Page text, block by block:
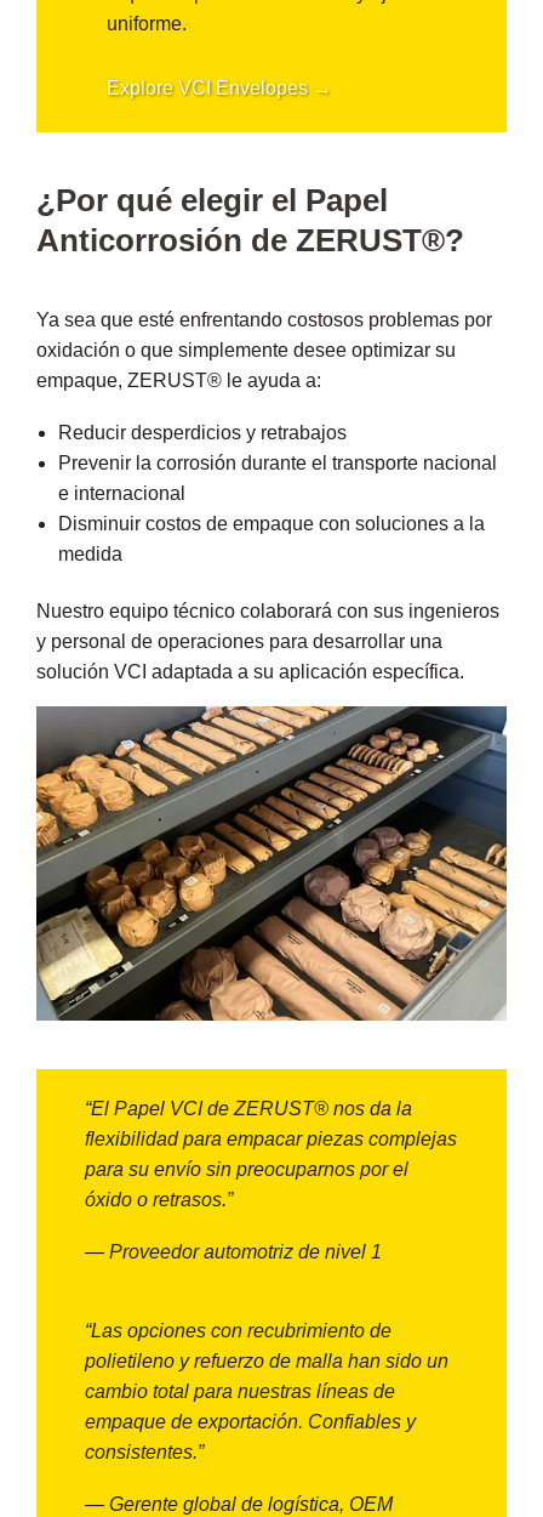
uniforme.
Explore VCI Envelopes →
¿Por qué elegir el Papel
Anticorrosión de ZERUST®?
Ya sea que esté enfrentando costosos problemas por
oxidación o que simplemente desee optimizar su
empaque, ZERUST® le ayuda a:
Reducir desperdicios y retrabajos
Prevenir la corrosión durante el transporte nacional
e internacional
Disminuir costos de empaque con soluciones a la
medida
Nuestro equipo técnico colaborará con sus ingenieros
y personal de operaciones para desarrollar una
solución VCI adaptada a su aplicación específica.
“El Papel VCI de ZERUST® nos da la
flexibilidad para empacar piezas complejas
para su envío sin preocuparnos por el
óxido o retrasos.”
— Proveedor automotriz de nivel 1
“Las opciones con recubrimiento de
polietileno y refuerzo de malla han sido un
cambio total para nuestras líneas de
empaque de exportación. Confiables y
consistentes.”
— Gerente global de logística, OEM